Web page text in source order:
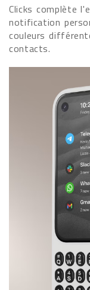
Clicks complète
notification
couleurs
contacts.